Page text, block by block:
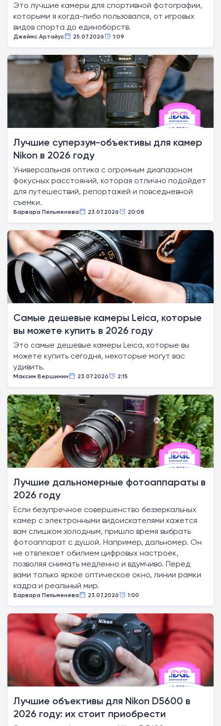
Это лучшие камеры для спортивной фотографии,
которыми я когда-либо пользовался, от игровых
видов спорта до единоборств.
Джеймс Артайус 25.07.2026 1:09
Лучшие суперзум-объективы для камер
Nikon в 2026 году
Универсальная оптика с огромным диапазоном
фокусных расстояний, которая отлично подойдет
для путешествий, репортажей и повседневной
съемки.
Варвара Пельменева 23.07.2026 20:08
Самые дешевые камеры Leica, которые
вы можете купить в 2026 году
Это самые дешевые камеры Leica, которые вы
можете купить сегодня, некоторые могут вас
удивить.
Максим Вершинин 23.07.2026 2:15
Лучшие дальномерные фотоаппараты в
2026 году
Если безупречное совершенство беззеркальных
камер с электронными видоискателями кажется
вам слишком холодным, пришло время выбрать
фотоаппарат с душой. Например, дальномер. Он
не отвлекает обилием цифровых настроек,
позволяя снимать медленно и вдумчиво. Перед
вами только яркое оптическое окно, линии рамки
кадра и реальный мир.
Варвара Пельменева 23.07.2026 1:00
Лучшие объективы для Nikon D5600 в
2026 году: их стоит приобрести